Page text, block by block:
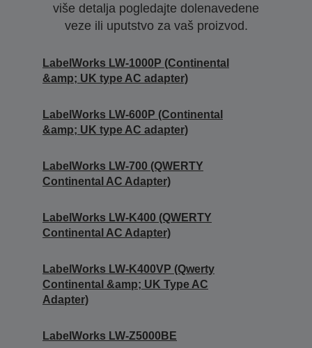
više detalja pogledajte dolenavedene
veze ili uputstvo za vaš proizvod.
LabelWorks LW-1000P (Continental
&amp; UK type AC adapter)
LabelWorks LW-600P (Continental
&amp; UK type AC adapter)
LabelWorks LW-700 (QWERTY
Continental AC Adapter)
LabelWorks LW-K400 (QWERTY
Continental AC Adapter)
LabelWorks LW-K400VP (Qwerty
Continental &amp; UK Type AC
Adapter)
LabelWorks LW-Z5000BE